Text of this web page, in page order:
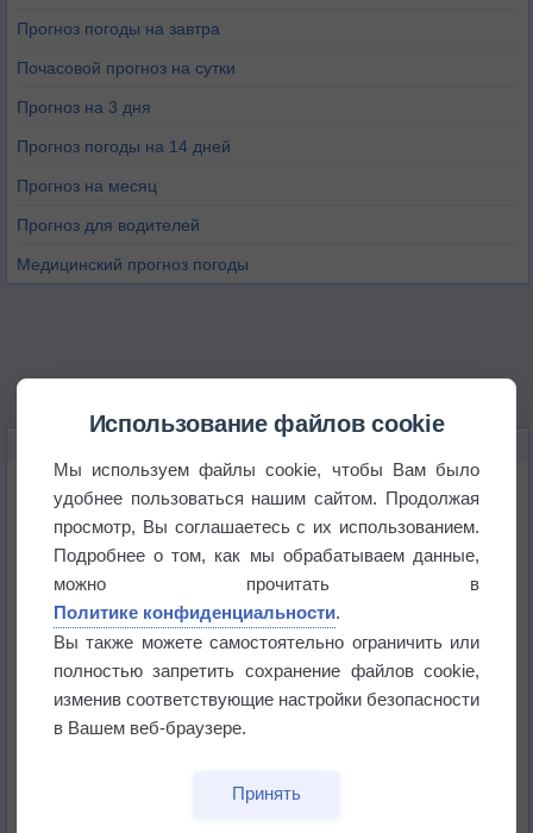
Прогноз погоды на завтра
Почасовой прогноз на сутки
Прогноз на 3 дня
Прогноз погоды на 14 дней
Прогноз на месяц
Прогноз для водителей
Медицинский прогноз погоды
Дневная температура воздуха в ОАЭ превысила
+51°
Европейские столицы бьют рекорды жары
Впервые за 155 лет в Лондоне в течение месяца
не выпадал дождь
Лето продолжит щедро раздавать своё тепло!
Использование файлов cookie
Мы используем файлы cookie, чтобы Вам было
удобнее пользоваться нашим сайтом. Продолжая
просмотр, Вы соглашаетесь с их использованием.
Подробнее о том, как мы обрабатываем данные,
можно прочитать в
Политике конфиденциальности.
Вы также можете самостоятельно ограничить или
полностью запретить сохранение файлов cookie,
изменив соответствующие настройки безопасности
в Вашем веб-браузере.
Принять